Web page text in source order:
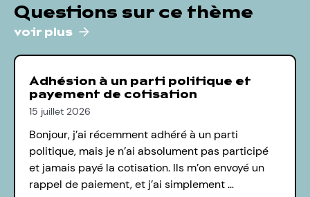
Questions sur ce thème
voir plus
Adhésion à un parti politique et
payement de cotisation
15 juillet 2026
Bonjour, j’ai récemment adhéré à un parti
politique, mais je n’ai absolument pas participé
et jamais payé la cotisation. Ils m’on envoyé un
rappel de paiement, et j’ai simplement …